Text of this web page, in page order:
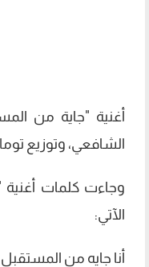
أغنية "جاية من
الشافعي، وتوزيع
وجاءت كلمات أغنية
الآتي:
أنا جايه من المستقبل